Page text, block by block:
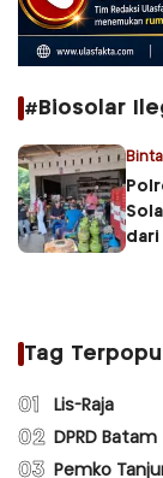
#Biosolar
dari
Tag
01 Lis-Raja
02 DPRD Batam
03 Pemko